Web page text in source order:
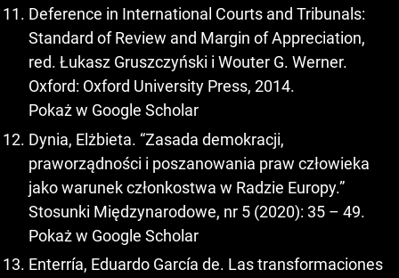
Deference in International Courts and Tribunals:
Standard of Review and Margin of Appreciation,
red. Łukasz Gruszczyński i Wouter G. Werner.
Oxford: Oxford University Press, 2014.
Pokaż w Google Scholar
Dynia, Elżbieta. “Zasada demokracji,
praworządności i poszanowania praw człowieka
jako warunek członkostwa w Radzie Europy.”
Stosunki Międzynarodowe, nr 5 (2020): 35 – 49.
Pokaż w Google Scholar
Enterría, Eduardo García de. Las transformaciones